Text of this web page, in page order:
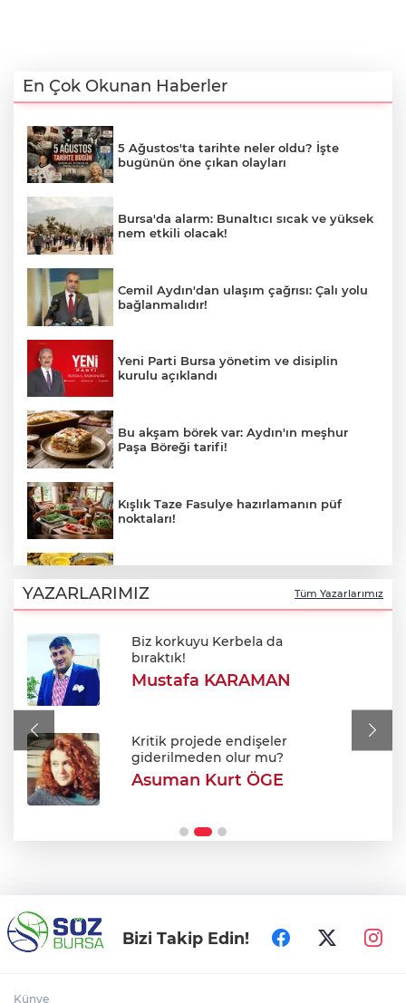
En Çok Okunan Haberler
5 Ağustos'ta tarihte neler oldu? İşte
bugünün öne çıkan olayları
Bursa'da alarm: Bunaltıcı sıcak ve yüksek
nem etkili olacak!
Cemil Aydın'dan ulaşım çağrısı: Çalı yolu
bağlanmalıdır!
Yeni Parti Bursa yönetim ve disiplin
kurulu açıklandı
Bu akşam börek var: Aydın'ın meşhur
Paşa Böreği tarifi!
Kışlık Taze Fasulye hazırlamanın püf
noktaları!
durum!
BUSKİ duyurdu: Nilüfer'in iki
mahallesinde 9 saatlik kesinti
Bursa Festivali’nde 'Cimri' rüzgarı: Tam
YAZARLARIMIZ Tüm Yazarlarımız
Biz korkuyu Kerbela da
bıraktık!
Mustafa KARAMAN
Kritik projede endişeler
giderilmeden olur mu?
Asuman Kurt ÖGE
Bizi Takip Edin!
Künye